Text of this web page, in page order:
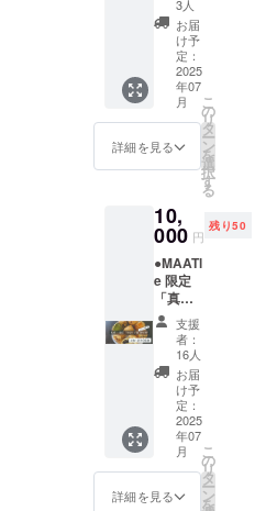
オープン準
全ての
こと」
個別ご
相談会
（ご本
人様の
み有
効） ５
名様
の頭線
「駒場
東大前
駅」の
「MAA
Tle」店
内に
て、
コー
ヒーや
紅茶を
飲みな
がらお
話を伺
いま
す。 ※
遠方の
3人
お届
け予
定：
2025
年07
月
詳細を見る
こ
の
リ
タ
ー
ン
を
選
択
す
る
10,
000 円
残り50
●MAATl
e 限定
「真夏
日」
割 対
象会員
権（気
温30℃
以上で
20%OF
F）（対
象期間
内限定/
ご本人
支援
者：
16人
お届
け予
定：
2025
年07
月
詳細を見る
こ
の
リ
タ
ー
ン
を